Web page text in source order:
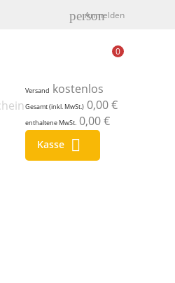
person
Anmelden
0
Versand kostenlos
Gesamt (inkl. MwSt.) 0,00 €
enthaltene MwSt. 0,00 €
Kasse 